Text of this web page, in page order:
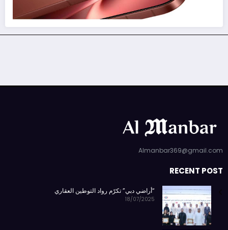
Almanbar369@gmail.com
RECENT POST
“أراضي دبي” تكرّم رواد التوطين العقاري
18/07/2025